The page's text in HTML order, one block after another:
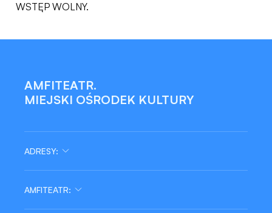
WSTĘP WOLNY.
AMFITEATR.
MIEJSKI OŚRODEK KULTURY
ADRESY:
AMFITEATR: